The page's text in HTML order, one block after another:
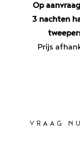
Op
3 nachten
Prijs
VRAAG